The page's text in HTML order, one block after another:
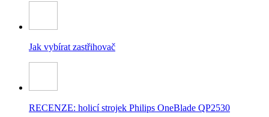
Jak vybírat zastřihovač
RECENZE: holicí strojek Philips OneBlade QP2530